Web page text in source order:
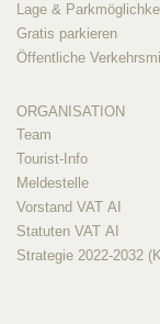
Lage &
Gratis parkieren
Öffentliche
ORGANISATION
Team
Tourist-Info
Meldestelle
Vorstand VAT AI
Statuten VAT AI
Strategie 2022-2032